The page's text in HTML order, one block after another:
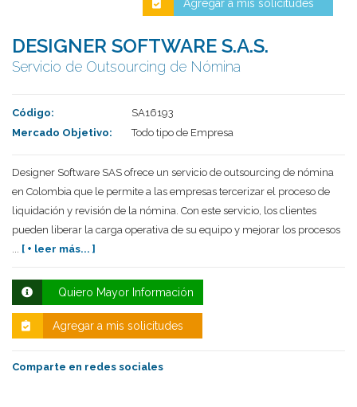
Servicios similares al solicitado
Al enviar este formulario aceptas nuestra
Enviar
Agregar a mis solicitudes
DESIGNER SOFTWARE S.A.S.
Servicio de Outsourcing de Nómina
Código:
SA16193
Mercado Objetivo:
Todo tipo de Empresa
Designer Software SAS ofrece un servicio de outsourcing de nómina
en Colombia que le permite a las empresas tercerizar el proceso de
liquidación y revisión de la nómina. Con este servicio, los clientes
pueden liberar la carga operativa de su equipo y mejorar los procesos
... [ + leer más... ]
Quiero Mayor Información
Agregar a mis solicitudes
Comparte en redes sociales